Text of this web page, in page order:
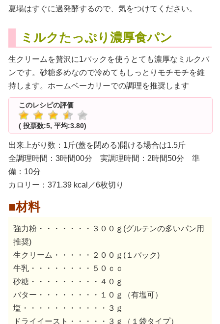
夏場はすぐに過発酵するので、気をつけてください。
ミルクたっぷり濃厚食パン
生クリームを贅沢に1パックを使うとても濃厚なミルクパ
ンです。砂糖多めなので冷めてもしっとりモチモチを維
持します。ホームベーカリーでの調理を推奨します
このレシピの評価
( 投票数:5, 平均:3.80)
出来上がり数：1斤(蓋を閉める)開ける場合は1.5斤
全調理時間：3時間00分 実調理時間：2時間50分 準
備：10分
カロリー：371.39 kcal／6枚切り
■材料
強力粉・・・・・・・３００ｇ(グルテンの多いパン用
推奨)
生クリーム・・・・・２００ｇ(１パック)
牛乳・・・・・・・・５０ｃｃ
砂糖・・・・・・・・・４０ｇ
バター・・・・・・・・１０ｇ（有塩可）
塩・・・・・・・・・・・３ｇ
ドライイースト・・・・・３ｇ（１袋タイプ）